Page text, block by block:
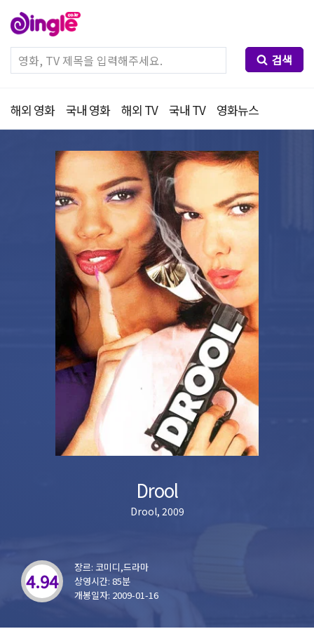
검색
해외 영화 국내 영화 해외 TV 국내 TV 영화뉴스
Drool
Drool, 2009
4.94
장르: 코미디,드라마
상영시간: 85분
개봉일자: 2009-01-16